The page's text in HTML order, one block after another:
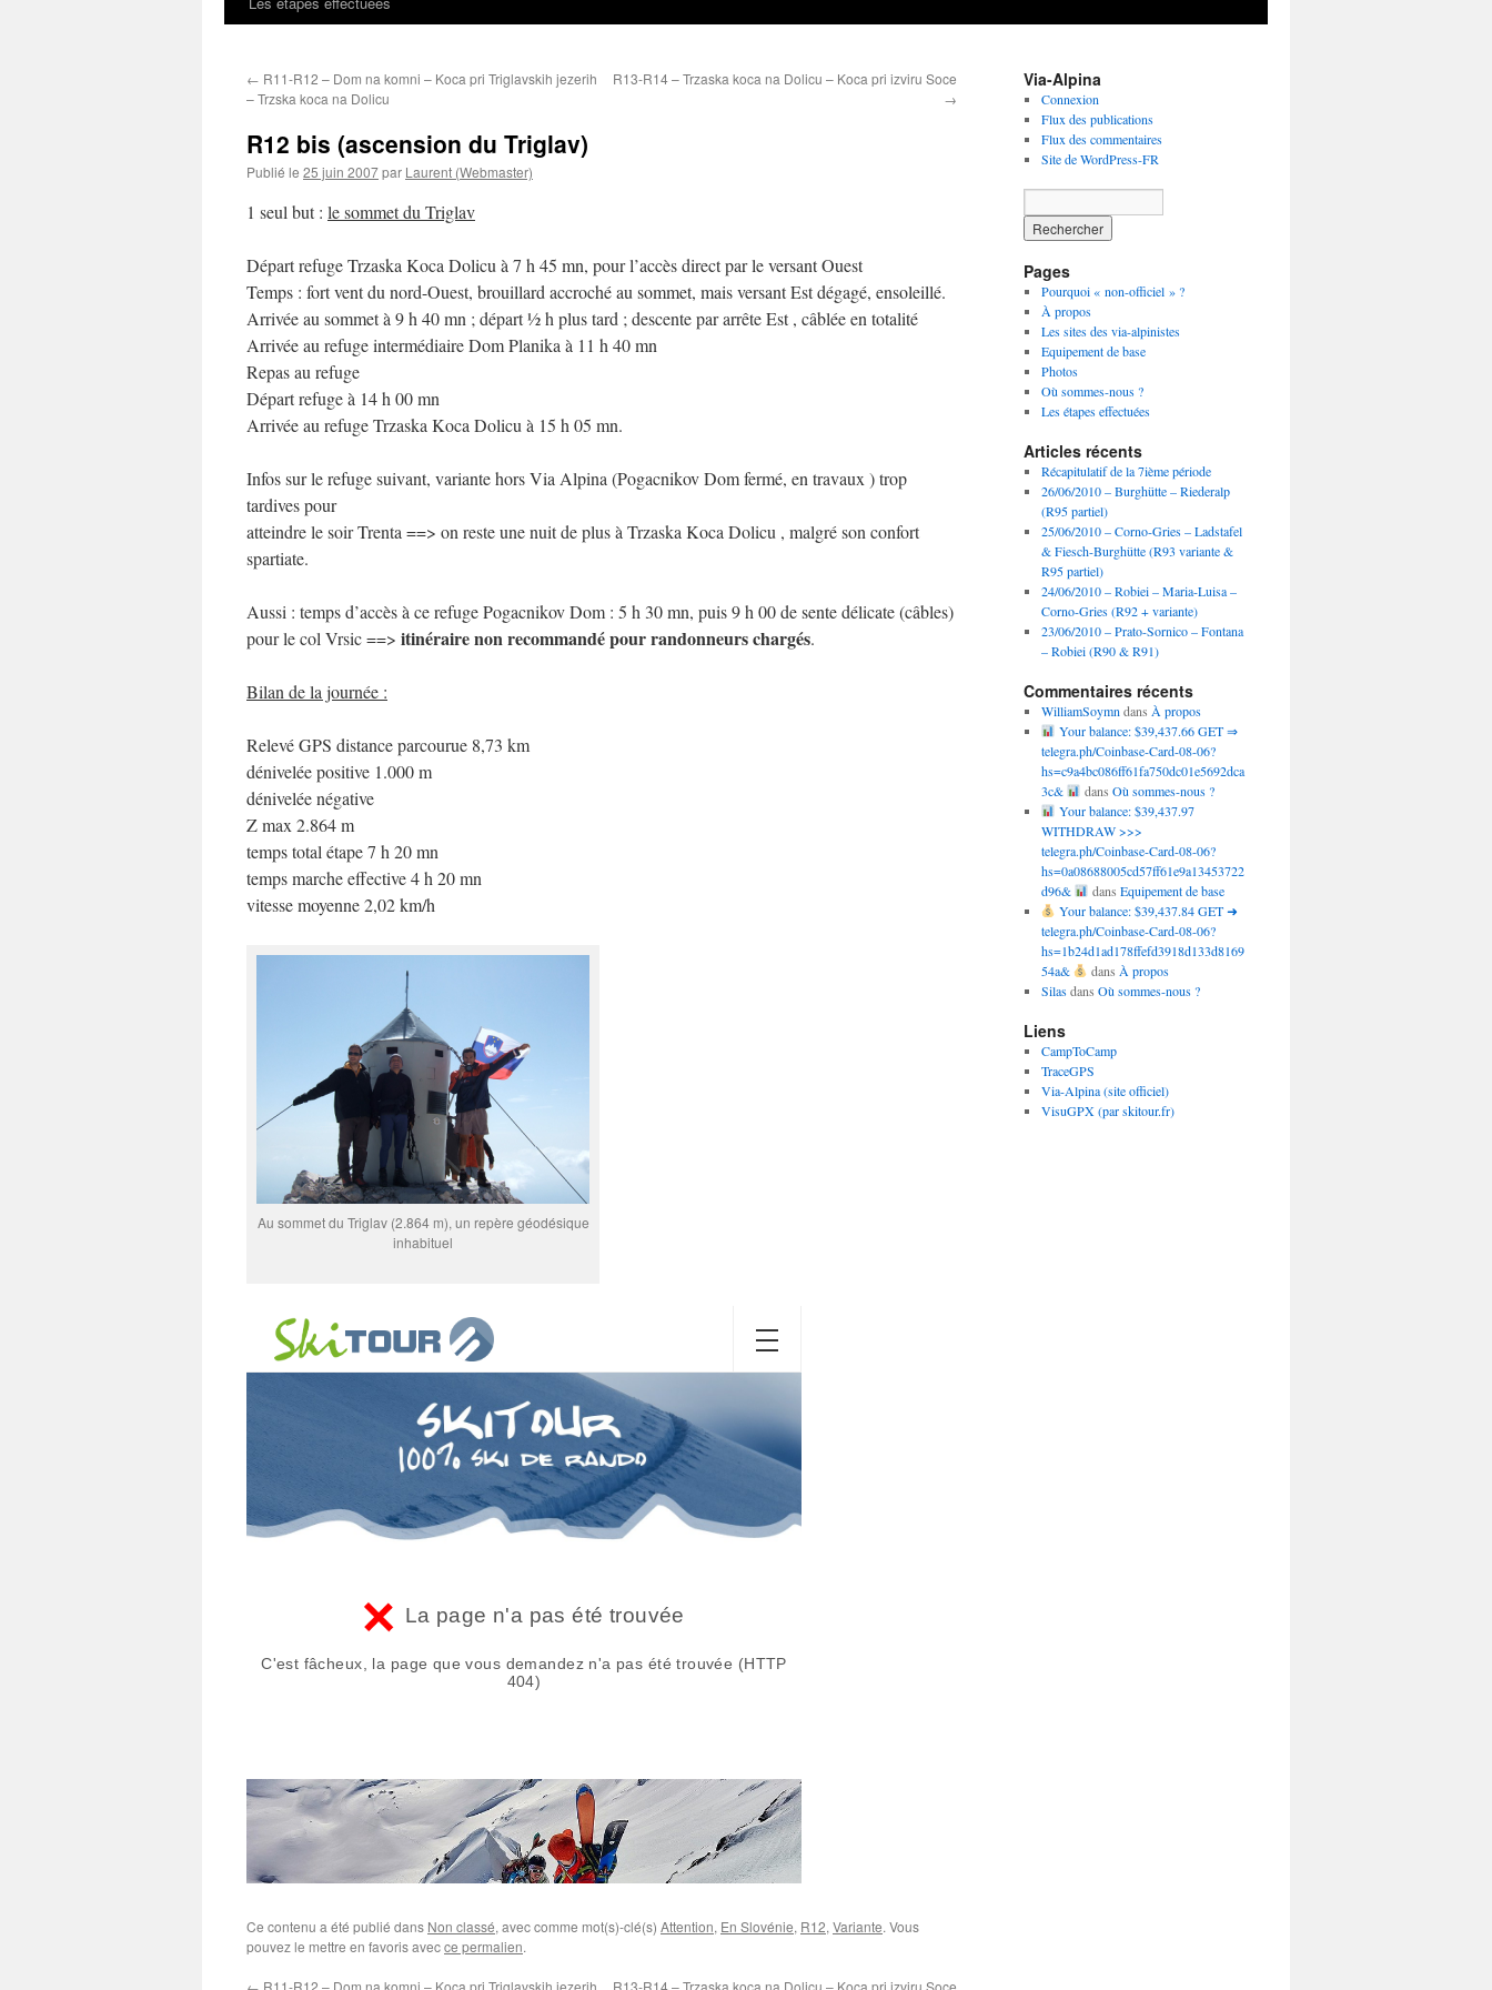
← R11-R12 – Dom na komni – Koca pri Triglavskih jezerih
– Trzska koca na Dolicu
R13-R14 – Trzaska koca na Dolicu – Koca pri izviru Soce
→
R12 bis (ascension du Triglav)
Publié le 25 juin 2007par Laurent (Webmaster)
1 seul but : le sommet du Triglav
Départ refuge Trzaska Koca Dolicu à 7 h 45 mn, pour l’accès direct par le versant Ouest
Temps : fort vent du nord-Ouest, brouillard accroché au sommet, mais versant Est dégagé, ensoleillé.
Arrivée au sommet à 9 h 40 mn ; départ ½ h plus tard ; descente par arrête Est , câblée en totalité
Arrivée au refuge intermédiaire Dom Planika à 11 h 40 mn
Repas au refuge
Départ refuge à 14 h 00 mn
Arrivée au refuge Trzaska Koca Dolicu à 15 h 05 mn.
Infos sur le refuge suivant, variante hors Via Alpina (Pogacnikov Dom fermé, en travaux ) trop
tardives pour
atteindre le soir Trenta ==> on reste une nuit de plus à Trzaska Koca Dolicu , malgré son confort
spartiate.
Aussi : temps d’accès à ce refuge Pogacnikov Dom : 5 h 30 mn, puis 9 h 00 de sente délicate (câbles)
pour le col Vrsic ==> itinéraire non recommandé pour randonneurs chargés.
Bilan de la journée :
Relevé GPS distance parcourue 8,73 km
dénivelée positive 1.000 m
dénivelée négative
Z max 2.864 m
temps total étape 7 h 20 mn
temps marche effective 4 h 20 mn
vitesse moyenne 2,02 km/h
Au sommet du Triglav (2.864 m), un repère géodésique
inhabituel
Ce contenu a été publié dans Non classé, avec comme mot(s)-clé(s) Attention, En Slovénie, R12, Variante. Vous
pouvez le mettre en favoris avecce permalien.
← R11-R12 – Dom na komni – Koca pri Triglavskih jezerih R13-R14 – Trzaska koca na Dolicu – Koca pri izviru Soce
Via-Alpina
Connexion
Flux des publications
Flux des commentaires
Site de WordPress-FR
Pages
Pourquoi « non-officiel » ?
À propos
Les sites des via-alpinistes
Equipement de base
Photos
Où sommes-nous ?
Les étapes effectuées
Articles récents
Récapitulatif de la 7ième période
26/06/2010 – Burghütte – Riederalp
(R95 partiel)
25/06/2010 – Corno-Gries – Ladstafel
& Fiesch-Burghütte (R93 variante &
R95 partiel)
24/06/2010 – Robiei – Maria-Luisa –
Corno-Gries (R92 + variante)
23/06/2010 – Prato-Sornico – Fontana
– Robiei (R90 & R91)
Commentaires récents
WilliamSoymn dans À propos
Your balance: $39,437.66 GET ⇒
telegra.ph/Coinbase-Card-08-06?
hs=c9a4bc086ff61fa750dc01e5692dca
3c&
dansOù sommes-nous ?
Your balance: $39,437.97
WITHDRAW >>>
telegra.ph/Coinbase-Card-08-06?
hs=0a08688005cd57ff61e9a13453722
d96&
dansEquipement de base
Your balance: $39,437.84 GET ➜
telegra.ph/Coinbase-Card-08-06?
hs=1b24d1ad178ffefd3918d133d8169
54a&
dans À propos
Silasdans Où sommes-nous ?
Liens
CampToCamp
TraceGPS
Via-Alpina (site officiel)
VisuGPX (par skitour.fr)